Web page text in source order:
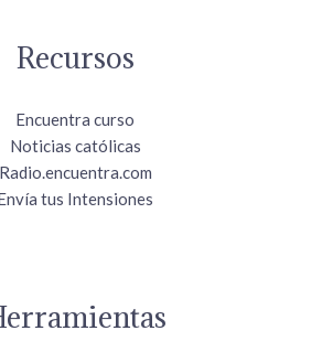
Recursos
Encuentra curso
Noticias católicas
Radio.encuentra.com
tus Intensiones